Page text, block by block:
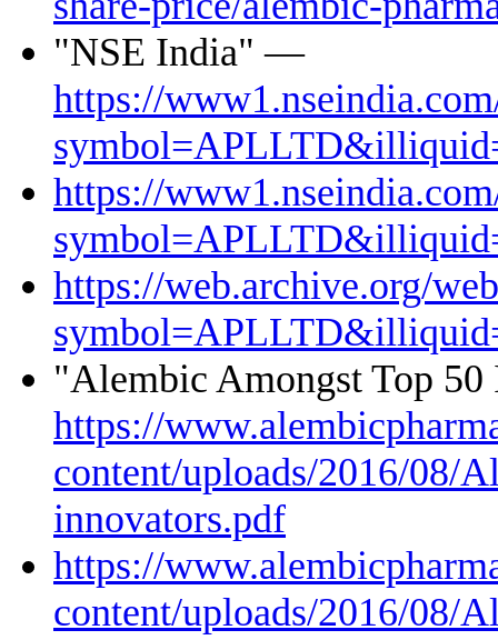
"NSE India" —
https://
https://
https://web.archive.org/
"Alembic Amongst Top
https://
content/uploads/2016/08/
innovators.pdf
https://
content/uploads/2016/08/